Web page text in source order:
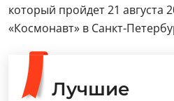
который пройдет 21 августа
«Космонавт» в Санкт-
Лучшие